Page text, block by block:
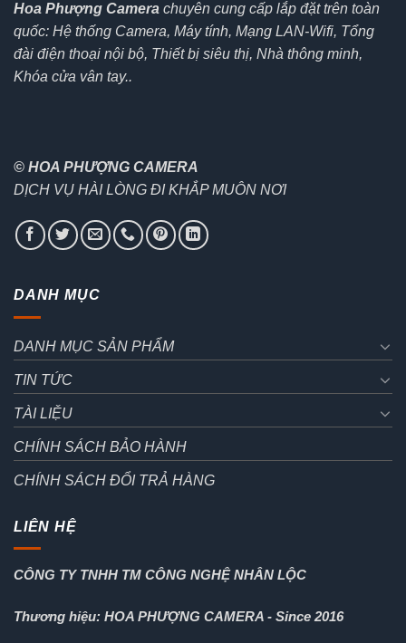
Hoa Phượng Camera chuyên cung cấp lắp đặt trên toàn
quốc: Hệ thống Camera, Máy tính, Mạng LAN-Wifi, Tổng
đài điện thoại nội bộ, Thiết bị siêu thị, Nhà thông minh,
Khóa cửa vân tay..
© HOA PHƯỢNG CAMERA
DỊCH VỤ HÀI LÒNG ĐI KHẮP MUÔN NƠI
DANH MỤC
DANH MỤC SẢN PHẨM
TIN TỨC
TÀI LIỆU
CHÍNH SÁCH BẢO HÀNH
CHÍNH SÁCH ĐỔI TRẢ HÀNG
LIÊN HỆ
CÔNG TY TNHH TM CÔNG NGHỆ NHÂN LỘC
Thương hiệu: HOA PHƯỢNG CAMERA - Since 2016